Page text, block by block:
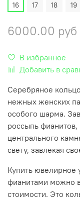
16
17 18 19
6000.00 руб
В избранное
Добавить в
Серебряное
нежных женских
особого шарма.
россыпь
центрального
свету, завлекая
Купить ювелирное
фианитами можно
стоимости. Это